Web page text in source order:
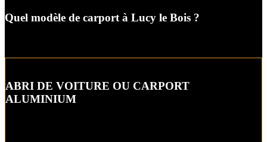
Quel modèle de carport à Lucy le Bois ?
ABRI DE VOITURE OU CARPORT
ALUMINIUM